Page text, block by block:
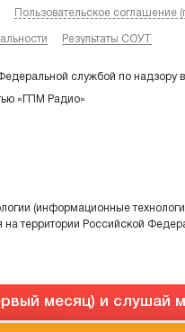
Пользовательское соглашение
Результаты СОУТ
службой по
«ГПМ Радио»
(информационные
на территории Российской
месяц) и слушай